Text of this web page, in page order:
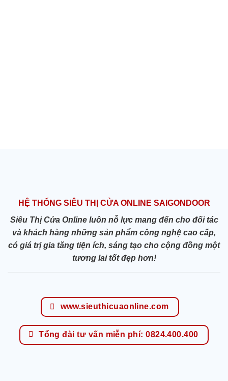
HỆ THỐNG SIÊU THỊ CỬA ONLINE SAIGONDOOR
Siêu Thị Cửa Online luôn nỗ lực mang đến cho đối tác
và khách hàng những sản phẩm công nghệ cao cấp,
có giá trị gia tăng tiện ích, sáng tạo cho cộng đồng một
tương lai tốt đẹp hơn!
www.sieuthicuaonline.com
Tổng đài tư vấn miễn phí: 0824.400.400